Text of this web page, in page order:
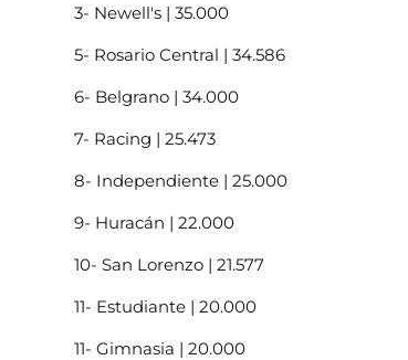
3- Newell's | 35.000
5- Rosario Central | 34.586
6- Belgrano | 34.000
7- Racing | 25.473
8- Independiente | 25.000
9- Huracán | 22.000
10- San Lorenzo | 21.577
11- Estudiante | 20.000
11- Gimnasia | 20.000